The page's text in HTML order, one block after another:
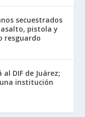
secuestrados
pistola y
resguardo
DIF de Juárez;
institución